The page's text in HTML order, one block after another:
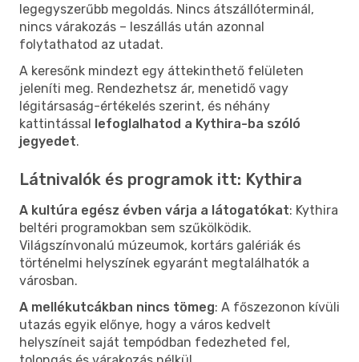
legegyszerűbb megoldás. Nincs átszállóterminál,
nincs várakozás – leszállás után azonnal
folytathatod az utadat.
A keresőnk mindezt egy áttekinthető felületen
jeleníti meg. Rendezhetsz ár, menetidő vagy
légitársaság-értékelés szerint, és néhány
kattintással lefoglalhatod a Kythira-ba szóló
jegyedet.
Látnivalók és programok itt: Kythira
A kultúra egész évben várja a látogatókat: Kythira
beltéri programokban sem szűkölködik.
Világszínvonalú múzeumok, kortárs galériák és
történelmi helyszínek egyaránt megtalálhatók a
városban.
A mellékutcákban nincs tömeg: A főszezonon kívüli
utazás egyik előnye, hogy a város kedvelt
helyszíneit saját tempódban fedezheted fel,